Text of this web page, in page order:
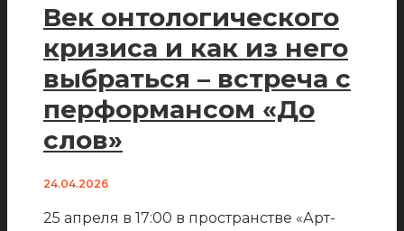
Век онтологического
кризиса и как из него
выбраться – встреча с
перформансом «До
слов»
24.04.2026
25 апреля в 17:00 в пространстве «Арт-